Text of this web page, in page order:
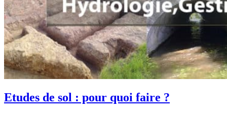
Etudes de sol : pour quoi faire ?